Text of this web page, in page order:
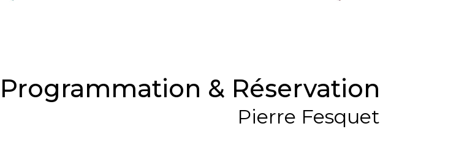
Programmation & Réservation
Pierre Fesquet